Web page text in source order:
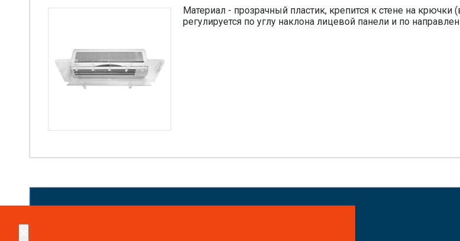
Материал - прозрачный пластик, крепится к стене на крючки
регулируется по углу наклона лицевой панели и по